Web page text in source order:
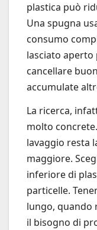
plastica può
Una spugna
consumo
lasciato
cancellare
accumulate
La ricerca,
molto
lavaggio resta
maggiore.
inferiore di
particelle.
lungo, quando
il bisogno di